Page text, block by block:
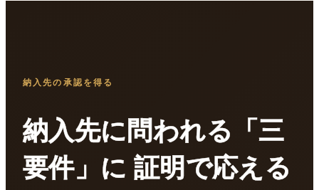
納入先の承認を得る
納入先に問われる「三
要件」に 証明で応える